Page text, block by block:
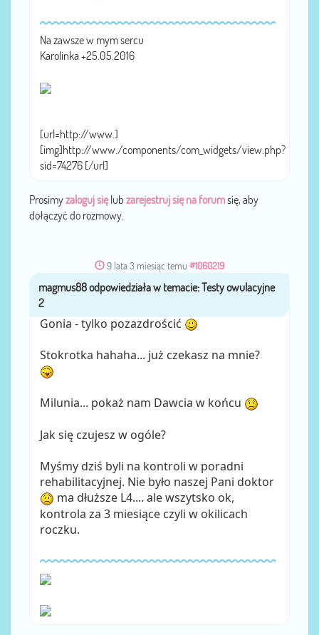
Na zawsze w mym sercu
Karolinka +25.05.2016
[url=http://www.]
[img]http://www./components/com_widgets/view.php?
sid=74276 [/url]
Prosimyzaloguj sięlub zarejestruj się na forumsię, aby
dołączyć do rozmowy.
9 lata 3 miesiąc temu #1060219
przezmagmus88
Gonia - tylko pozazdrościć
Stokrotka hahaha... już czekasz na mnie?
Milunia... pokaż nam Dawcia w końcu
Jak się czujesz w ogóle?
Myśmy dziś byli na kontroli w poradni
rehabilitacyjnej. Nie było naszej Pani doktor
ma dłuższe L4.... ale wszytsko ok,
kontrola za 3 miesiące czyli w okilicach
roczku.